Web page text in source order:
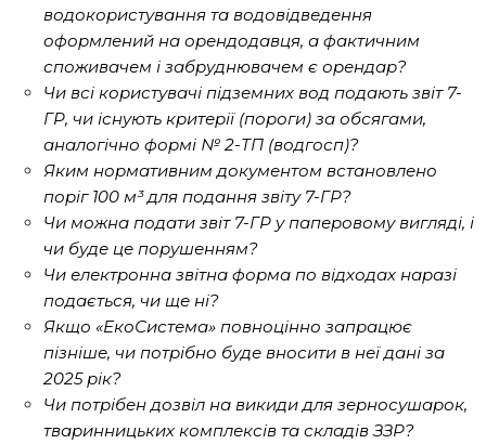
водокористування та водовідведення
оформлений на орендодавця, а фактичним
споживачем і забруднювачем є орендар?
Чи всі користувачі підземних вод подають звіт 7-
ГР, чи існують критерії (пороги) за обсягами,
аналогічно формі № 2-ТП (водгосп)?
Яким нормативним документом встановлено
поріг 100 м³ для подання звіту 7-ГР?
Чи можна подати звіт 7-ГР у паперовому вигляді, і
чи буде це порушенням?
Чи електронна звітна форма по відходах наразі
подається, чи ще ні?
Якщо «ЕкоСистема» повноцінно запрацює
пізніше, чи потрібно буде вносити в неї дані за
2025 рік?
Чи потрібен дозвіл на викиди для зерносушарок,
тваринницьких комплексів та складів ЗЗР?